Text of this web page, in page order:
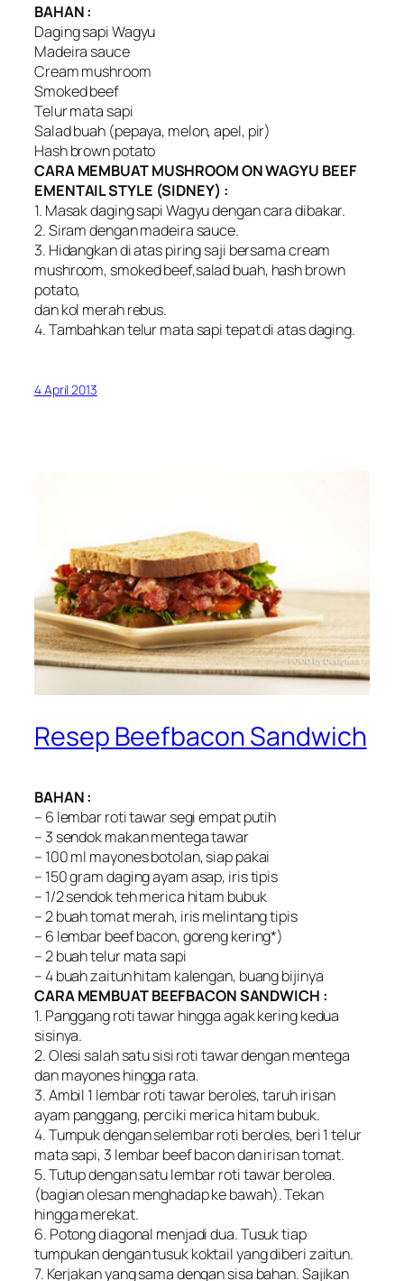
BAHAN :
Daging sapi Wagyu
Madeira sauce
Cream mushroom
Smoked beef
Telur mata sapi
Salad buah (pepaya, melon, apel, pir)
Hash brown potato
CARA MEMBUAT MUSHROOM ON WAGYU BEEF
EMENTAIL STYLE (SIDNEY) :
1. Masak daging sapi Wagyu dengan cara dibakar.
2. Siram dengan madeira sauce.
3. Hidangkan di atas piring saji bersama cream
mushroom, smoked beef,salad buah, hash brown
potato,
dan kol merah rebus.
4. Tambahkan telur mata sapi tepat di atas daging.
4 April 2013
Resep Beefbacon Sandwich
BAHAN :
– 6 lembar roti tawar segi empat putih
– 3 sendok makan mentega tawar
– 100 ml mayones botolan, siap pakai
– 150 gram daging ayam asap, iris tipis
– 1/2 sendok teh merica hitam bubuk
– 2 buah tomat merah, iris melintang tipis
– 6 lembar beef bacon, goreng kering*)
– 2 buah telur mata sapi
– 4 buah zaitun hitam kalengan, buang bijinya
CARA MEMBUAT BEEFBACON SANDWICH :
1. Panggang roti tawar hingga agak kering kedua
sisinya.
2. Olesi salah satu sisi roti tawar dengan mentega
dan mayones hingga rata.
3. Ambil 1 lembar roti tawar beroles, taruh irisan
ayam panggang, perciki merica hitam bubuk.
4. Tumpuk dengan selembar roti beroles, beri 1 telur
mata sapi, 3 lembar beef bacon dan irisan tomat.
5. Tutup dengan satu lembar roti tawar berolea.
(bagian olesan menghadap ke bawah). Tekan
hingga merekat.
6. Potong diagonal menjadi dua. Tusuk tiap
tumpukan dengan tusuk koktail yang diberi zaitun.
7. Kerjakan yang sama dengan sisa bahan. Sajikan